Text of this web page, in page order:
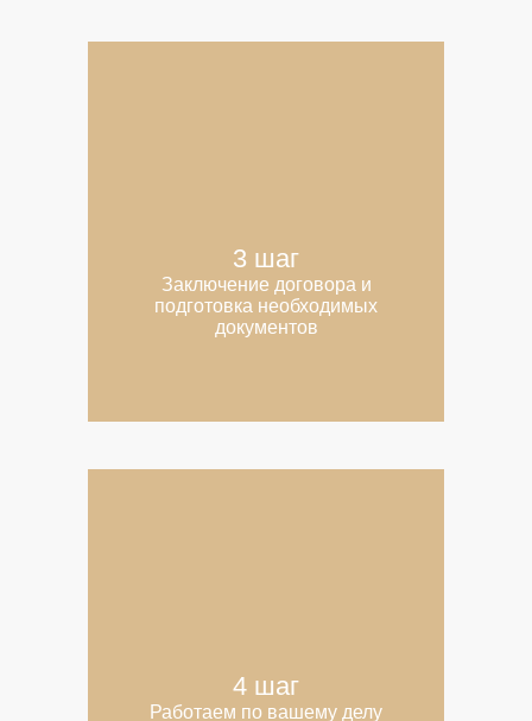
3 шаг
Заключение договора и
подготовка необходимых
документов
4 шаг
Работаем по вашему делу